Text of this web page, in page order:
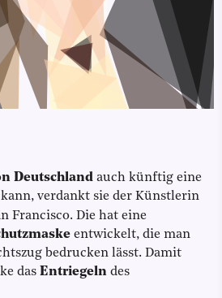
Deutschland auch künftig eine
verdankt sie der Künstlerin
Francisco. Die hat eine
entwickelt, die man
bedrucken lässt. Damit
das Entriegeln des